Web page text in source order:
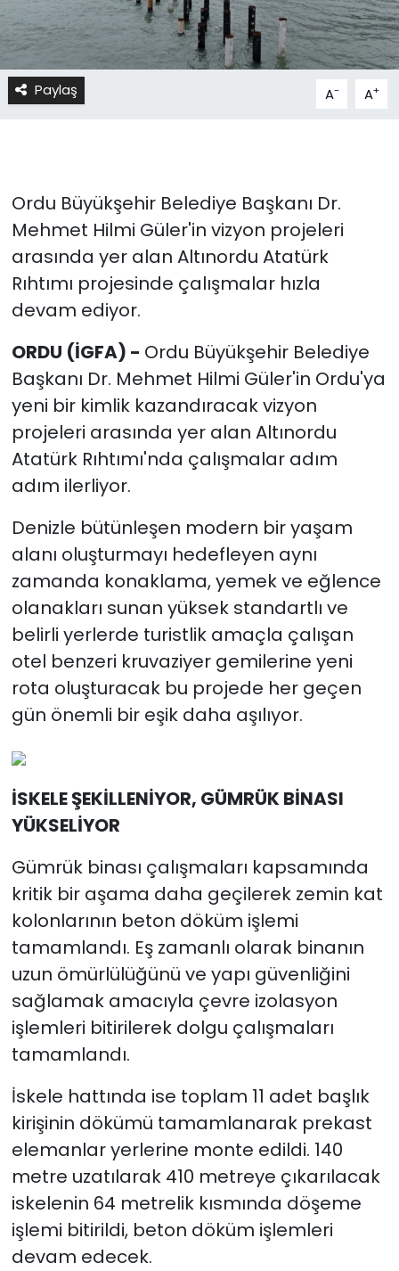
Paylaş A- A+
Ordu Büyükşehir Belediye Başkanı Dr.
Mehmet Hilmi Güler'in vizyon projeleri
arasında yer alan Altınordu Atatürk
Rıhtımı projesinde çalışmalar hızla
devam ediyor.
ORDU (İGFA) - Ordu Büyükşehir Belediye
Başkanı Dr. Mehmet Hilmi Güler'in Ordu'ya
yeni bir kimlik kazandıracak vizyon
projeleri arasında yer alan Altınordu
Atatürk Rıhtımı'nda çalışmalar adım
adım ilerliyor.
Denizle bütünleşen modern bir yaşam
alanı oluşturmayı hedefleyen aynı
zamanda konaklama, yemek ve eğlence
olanakları sunan yüksek standartlı ve
belirli yerlerde turistlik amaçla çalışan
otel benzeri kruvaziyer gemilerine yeni
rota oluşturacak bu projede her geçen
gün önemli bir eşik daha aşılıyor.
İSKELE ŞEKİLLENİYOR, GÜMRÜK BİNASI
YÜKSELİYOR
Gümrük binası çalışmaları kapsamında
kritik bir aşama daha geçilerek zemin kat
kolonlarının beton döküm işlemi
tamamlandı. Eş zamanlı olarak binanın
uzun ömürlülüğünü ve yapı güvenliğini
sağlamak amacıyla çevre izolasyon
işlemleri bitirilerek dolgu çalışmaları
tamamlandı.
İskele hattında ise toplam 11 adet başlık
kirişinin dökümü tamamlanarak prekast
elemanlar yerlerine monte edildi. 140
metre uzatılarak 410 metreye çıkarılacak
iskelenin 64 metrelik kısmında döşeme
işlemi bitirildi, beton döküm işlemleri
devam edecek.